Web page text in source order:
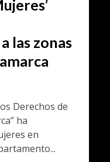
las zonas
Derechos de
ha
en